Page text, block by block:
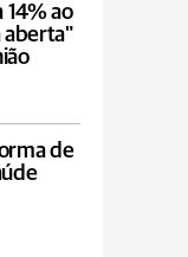
14% ao
aberta"
de